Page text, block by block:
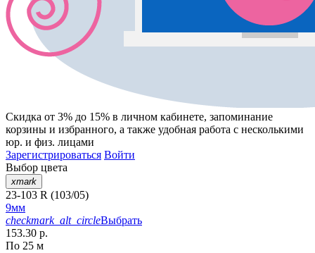
Скидка от 3% до 15% в личном кабинете, запоминание
корзины и избранного, а также удобная работа с несколькими
юр. и физ. лицами
Зарегистрироваться Войти
Выбор цвета
xmark
23-103 R (103/05)
9мм
checkmark_alt_circleВыбрать
153.30 р.
По 25 м